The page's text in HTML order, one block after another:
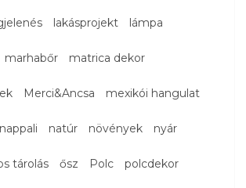
lakásprojekt lámpa
marhabőr matrica dekor
Merci&Ancsa mexikói hangulat
nappali natúr növények nyár
tárolás ősz Polc polcdekor